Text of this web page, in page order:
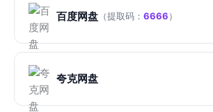
百度网盘 （提取码： 6666）
夸克网盘